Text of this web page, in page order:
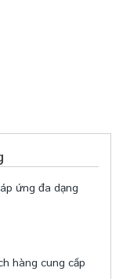
ứng đa dạng
hàng cung cấp